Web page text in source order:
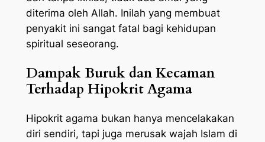
diterima oleh Allah. Inilah yang membuat
penyakit ini sangat fatal bagi kehidupan
spiritual seseorang.
Dampak Buruk dan Kecaman
Terhadap Hipokrit Agama
Hipokrit agama bukan hanya mencelakakan
diri sendiri, tapi juga merusak wajah Islam di